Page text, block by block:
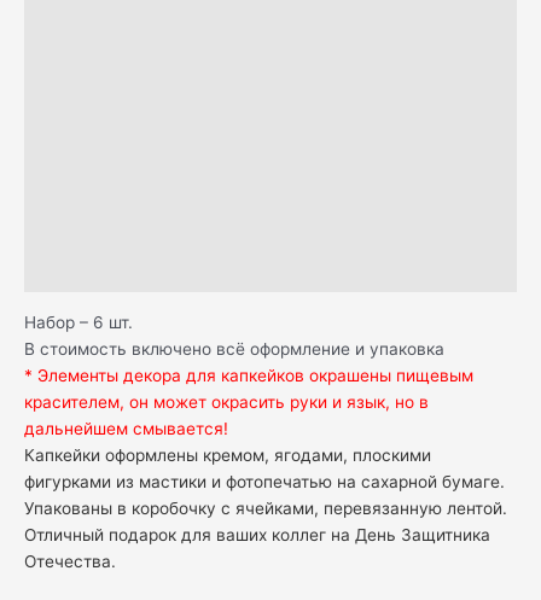
Набор – 6 шт.
В стоимость включено всё оформление и упаковка
* Элементы декора для капкейков окрашены пищевым
красителем, он может окрасить руки и язык, но в
дальнейшем смывается!
Капкейки оформлены кремом, ягодами, плоскими
фигурками из мастики и фотопечатью на сахарной бумаге.
Упакованы в коробочку с ячейками, перевязанную лентой.
Отличный подарок для ваших коллег на День Защитника
Отечества.